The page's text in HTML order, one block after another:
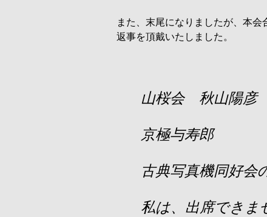
また、末尾になりましたが、本
返事を頂戴いたしました。
山桜会 秋山陽
京極与寿郎
古典写真機同好会
私は、出席できま